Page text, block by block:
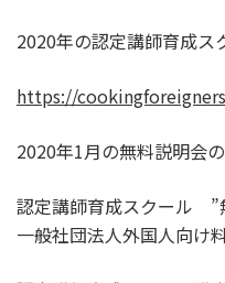
2020年の認定講師育成ス
https://
2020年1月の無料説明会
認定講師育成スクール ”
一般社団法人外国人向け